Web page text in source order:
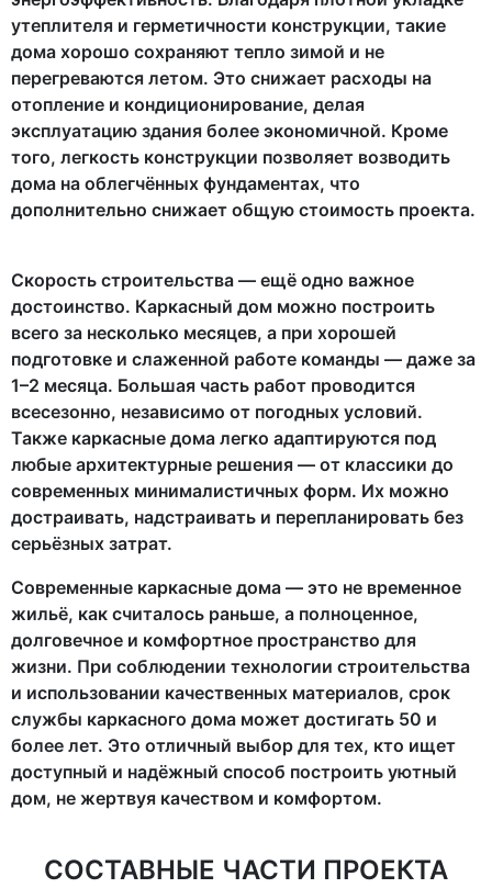
утеплителя и герметичности конструкции, такие
дома хорошо сохраняют тепло зимой и не
перегреваются летом. Это снижает расходы на
отопление и кондиционирование, делая
эксплуатацию здания более экономичной. Кроме
того, легкость конструкции позволяет возводить
дома на облегчённых фундаментах, что
дополнительно снижает общую стоимость проекта.
Скорость строительства — ещё одно важное
достоинство. Каркасный дом можно построить
всего за несколько месяцев, а при хорошей
подготовке и слаженной работе команды — даже за
1–2 месяца. Большая часть работ проводится
всесезонно, независимо от погодных условий.
Также каркасные дома легко адаптируются под
любые архитектурные решения — от классики до
современных минималистичных форм. Их можно
достраивать, надстраивать и перепланировать без
серьёзных затрат.
Современные каркасные дома — это не временное
жильё, как считалось раньше, а полноценное,
долговечное и комфортное пространство для
жизни. При соблюдении технологии строительства
и использовании качественных материалов, срок
службы каркасного дома может достигать 50 и
более лет. Это отличный выбор для тех, кто ищет
доступный и надёжный способ построить уютный
дом, не жертвуя качеством и комфортом.
СОСТАВНЫЕ ЧАСТИ ПРОЕКТА